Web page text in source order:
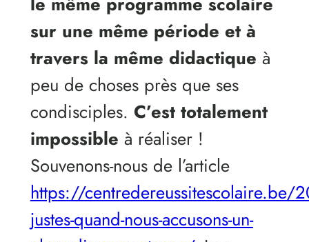
sur une même période et à
travers la même didactique à
peu de choses près que ses
condisciples. C’est totalement
impossible à réaliser !
Souvenons-nous de l’article
https://centredereussitescolaire.be/
justes-quand-nous-accusons-un-